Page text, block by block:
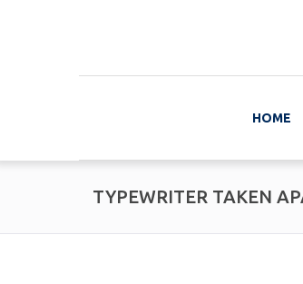
HOME
TYPEWRITER TAKEN